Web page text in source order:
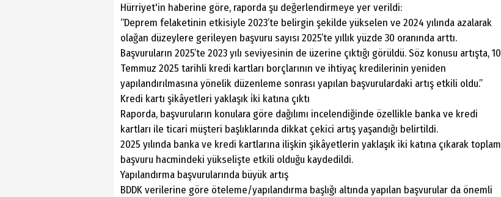
Hürriyet'in haberine göre, raporda şu değerlendirmeye yer verildi:
“Deprem felaketinin etkisiyle 2023’te belirgin şekilde yükselen ve 2024 yılında azalarak
olağan düzeylere gerileyen başvuru sayısı 2025’te yıllık yüzde 30 oranında arttı.
Başvuruların 2025’te 2023 yılı seviyesinin de üzerine çıktığı görüldü. Söz konusu artışta, 10
Temmuz 2025 tarihli kredi kartları borçlarının ve ihtiyaç kredilerinin yeniden
yapılandırılmasına yönelik düzenleme sonrası yapılan başvurulardaki artış etkili oldu.”
Kredi kartı şikâyetleri yaklaşık i̇ki katına çıktı
Raporda, başvuruların konulara göre dağılımı incelendiğinde özellikle banka ve kredi
kartları ile ticari müşteri başlıklarında dikkat çekici artış yaşandığı belirtildi.
2025 yılında banka ve kredi kartlarına ilişkin şikâyetlerin yaklaşık iki katına çıkarak toplam
başvuru hacmindeki yükselişte etkili olduğu kaydedildi.
Yapılandırma başvurularında büyük artış
BDDK verilerine göre öteleme/yapılandırma başlığı altında yapılan başvurular da önemli